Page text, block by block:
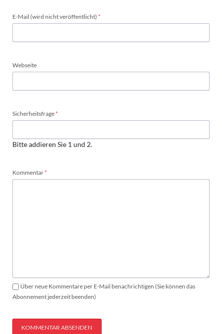
Pflichtfeld
E-Mail (wird nicht veröffentlicht) *
Webseite
Pflichtfeld
Sicherheitsfrage*
Bitte addieren Sie 1 und 2.
Pflichtfeld
Kommentar*
Über neue Kommentare per E-Mail benachrichtigen (Sie können das
Abonnement jederzeit beenden)
KOMMENTAR ABSENDEN